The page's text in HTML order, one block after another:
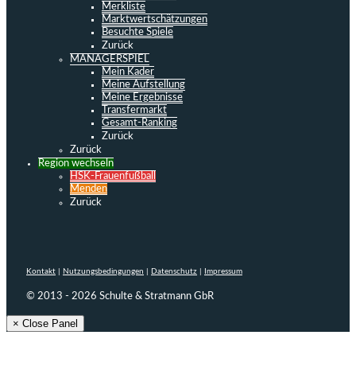
Merkliste
Marktwertschätzungen
Besuchte Spiele
Zurück
MANAGERSPIEL
Mein Kader
Meine Aufstellung
Meine Ergebnisse
Transfermarkt
Gesamt-Ranking
Zurück
Zurück
Region wechseln
HSK-Frauenfußball
Menden
Zurück
Kontakt Nutzungsbedingungen Datenschutz Impressum
© 2013 - 2026 Schulte & Stratmann GbR
× Close Panel